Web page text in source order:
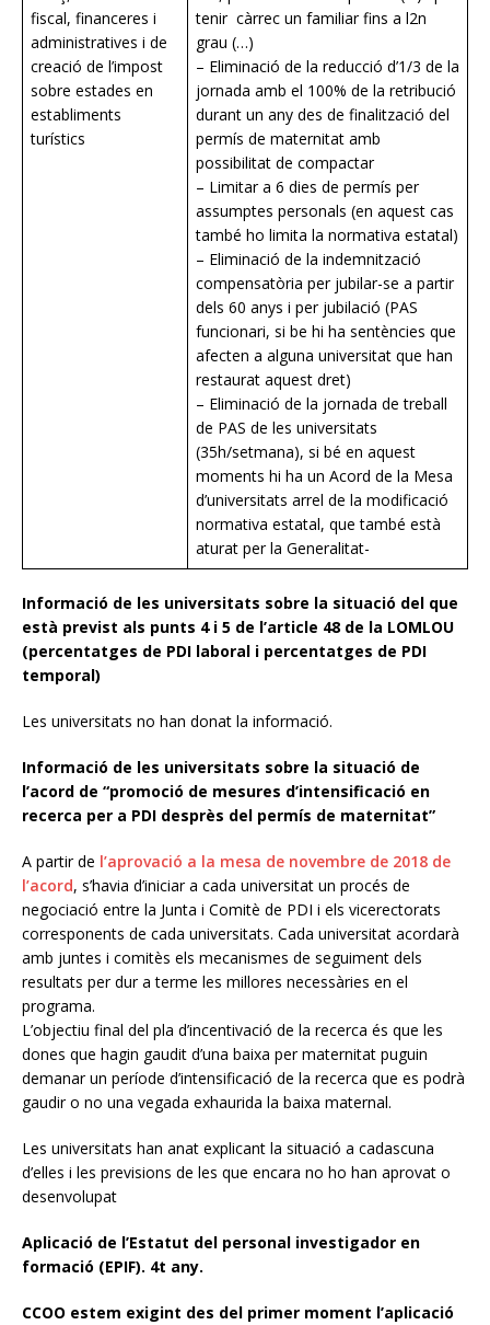
fiscal, financeres i
administratives i de
creació de l’impost
sobre estades en
establiments
turístics
tenir càrrec un familiar fins a l2n
grau (…)
– Eliminació de la reducció d’1/3 de la
jornada amb el 100% de la retribució
durant un any des de finalització del
permís de maternitat amb
possibilitat de compactar
– Limitar a 6 dies de permís per
assumptes personals (en aquest cas
també ho limita la normativa estatal)
– Eliminació de la indemnització
compensatòria per jubilar-se a partir
dels 60 anys i per jubilació (PAS
funcionari, si be hi ha sentències que
afecten a alguna universitat que han
restaurat aquest dret)
– Eliminació de la jornada de treball
de PAS de les universitats
(35h/setmana), si bé en aquest
moments hi ha un Acord de la Mesa
d’universitats arrel de la modificació
normativa estatal, que també està
aturat per la Generalitat-
Informació de les universitats sobre la situació del que
està previst als punts 4 i 5 de l’article 48 de la LOMLOU
(percentatges de PDI laboral i percentatges de PDI
temporal)
Les universitats no han donat la informació.
Informació de les universitats sobre la situació de
l’acord de “promoció de mesures d’intensificació en
recerca per a PDI desprès del permís de maternitat”
A partir de l’aprovació a la mesa de novembre de 2018 de
l’acord, s’havia d’iniciar a cada universitat un procés de
negociació entre la Junta i Comitè de PDI i els vicerectorats
corresponents de cada universitats. Cada universitat acordarà
amb juntes i comitès els mecanismes de seguiment dels
resultats per dur a terme les millores necessàries en el
programa.
L’objectiu final del pla d’incentivació de la recerca és que les
dones que hagin gaudit d’una baixa per maternitat puguin
demanar un període d’intensificació de la recerca que es podrà
gaudir o no una vegada exhaurida la baixa maternal.
Les universitats han anat explicant la situació a cadascuna
d’elles i les previsions de les que encara no ho han aprovat o
desenvolupat
Aplicació de l’Estatut del personal investigador en
formació (EPIF). 4t any.
CCOO estem exigint des del primer moment l’aplicació